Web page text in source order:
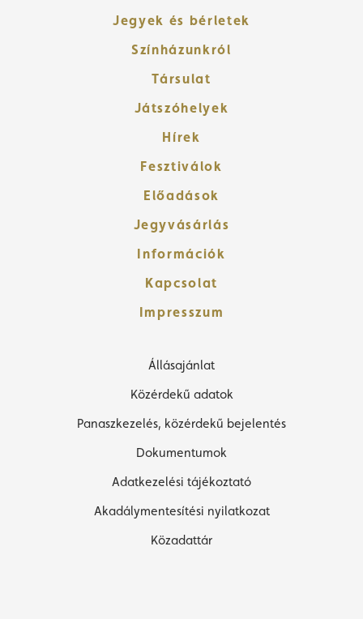
Jegyek és bérletek
Színházunkról
Társulat
Játszóhelyek
Hírek
Fesztiválok
Előadások
Jegyvásárlás
Információk
Kapcsolat
Impresszum
Állásajánlat
Közérdekű adatok
Panaszkezelés, közérdekű bejelentés
Dokumentumok
Adatkezelési tájékoztató
Akadálymentesítési nyilatkozat
Közadattár